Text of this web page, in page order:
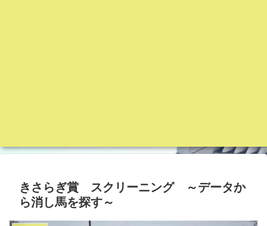
きさらぎ賞 スクリーニング ～データか
ら消し馬を探す～